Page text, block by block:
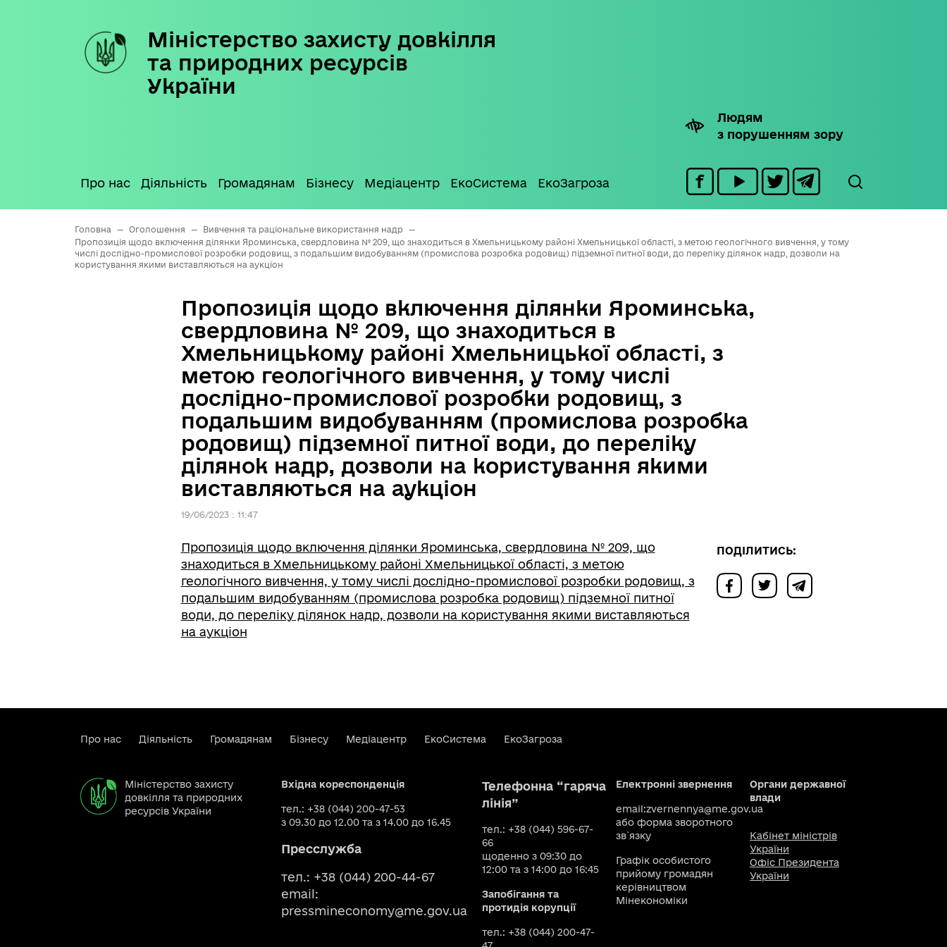
Міністерство захисту довкілля
та природних ресурсів
України
Людям
з порушенням зору
Про нас Діяльність Громадянам Бізнесу Медіацентр ЕкоСистема ЕкоЗагроза
Головна — Оголошення — Вивчення та раціональне використання надр
—
Пропозиція щодо включення ділянки Яроминська, свердловина № 209, що знаходиться в Хмельницькому районі Хмельницької області, з метою геологічного вивчення, у тому
числі дослідно-промислової розробки родовищ, з подальшим видобуванням (промислова розробка родовищ) підземної питної води, до переліку ділянок надр, дозволи на
користування якими виставляються на аукціон
Пропозиція щодо включення ділянки Яроминська,
свердловина № 209, що знаходиться в
Хмельницькому районі Хмельницької області, з
метою геологічного вивчення, у тому числі
дослідно-промислової розробки родовищ, з
подальшим видобуванням (промислова розробка
родовищ) підземної питної води, до переліку
ділянок надр, дозволи на користування якими
виставляються на аукціон
19/06/2023 : 11:47
Пропозиція щодо включення ділянки Яроминська, свердловина № 209, що
знаходиться в Хмельницькому районі Хмельницької області, з метою
геологічного вивчення, у тому числі дослідно-промислової розробки родовищ, з
подальшим видобуванням (промислова розробка родовищ) підземної питної
води, до переліку ділянок надр, дозволи на користування якими виставляються
на аукціон
ПОДІЛИТИСЬ:
Про нас Діяльність Громадянам Бізнесу Медіацентр ЕкоСистема ЕкоЗагроза
Міністерство захисту
довкілля та природних
ресурсів України
Вхідна кореспонденція
тел.: +38 (044) 200-47-53
з 09.30 до 12.00 та з 14.00 до 16.45
Пресслужба
тел.: +38 (044) 200-44-67
email:
pressmineconomy@me.gov.ua
Телефонна “гаряча
лінія”
тел.: +38 (044) 596-67-
66
щоденно з 09:30 до
12:00 та з 14:00 до 16:45
Запобігання та
протидія корупції
тел.: +38 (044) 200-47-
Електронні звернення
email:zvernennya@me.gov.ua
або форма зворотного
зв`язку
Графік особистого
прийому громадян
керівництвом
Мінекономіки
Органи державної
влади
Кабінет міністрів
України
Офіс Президента
України